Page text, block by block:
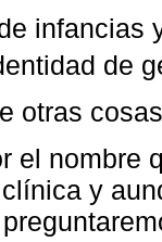
infancias
de
otras
el nombre
y